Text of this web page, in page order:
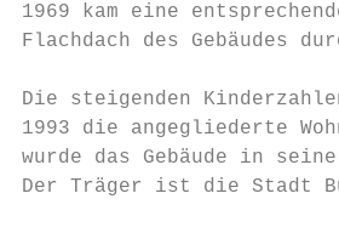
1969 kam eine
Flachdach des Gebäudes
Die steigenden
1993 die angegliederte
wurde das Gebäude in
Der Träger ist die Stadt